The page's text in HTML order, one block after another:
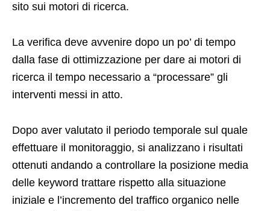
sito sui motori di ricerca.
La verifica deve avvenire dopo un po’ di tempo
dalla fase di ottimizzazione per dare ai motori di
ricerca il tempo necessario a “processare” gli
interventi messi in atto.
Dopo aver valutato il periodo temporale sul quale
effettuare il monitoraggio, si analizzano i risultati
ottenuti andando a controllare la posizione media
delle keyword trattare rispetto alla situazione
iniziale e l’incremento del traffico organico nelle